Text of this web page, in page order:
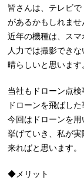
皆さんは、テレビ
があるかもしれませ
近年の機種は、スマ
人力では撮影でき
晴らしいと思います
当社もドローン点
ドローンを飛ばした
今回はドローンを
挙げていき、私が
来ればと思います。
◆メリット